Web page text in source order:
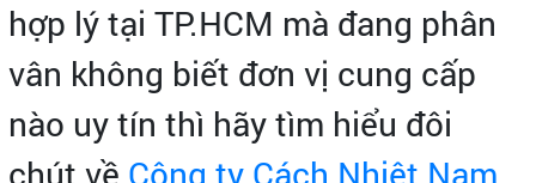
hợp lý tại TP.HCM mà đang phân
vân không biết đơn vị cung cấp
nào uy tín thì hãy tìm hiểu đôi